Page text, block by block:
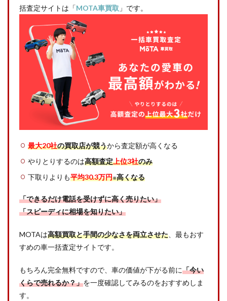
括査定サイトは「MOTA車買取 」です。
最大20社の買取店が競うから査定額が高くなる
やりとりするのは高額査定上位3社のみ
下取りよりも平均30.3万円※高くなる
「できるだけ電話を受けずに高く売りたい」
「スピーディに相場を知りたい」
MOTAは高額買取と手間の少なさを両立させた 、最もおす
すめの車一括査定サイトです。
もちろん完全無料ですので、車の価値が下がる前に「今い
くらで売れるか？」を一度確認してみるのをおすすめしま
す。